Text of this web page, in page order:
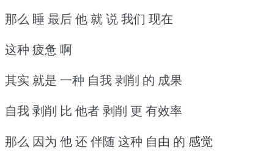
那么 睡 最后 他 就 说 我们 现在
这种 疲惫 啊
其实 就是 一种 自我 剥削 的 成果
自我 剥削 比 他者 剥削 更 有效率
那么 因为 他 还 伴随 这种 自由 的 感觉